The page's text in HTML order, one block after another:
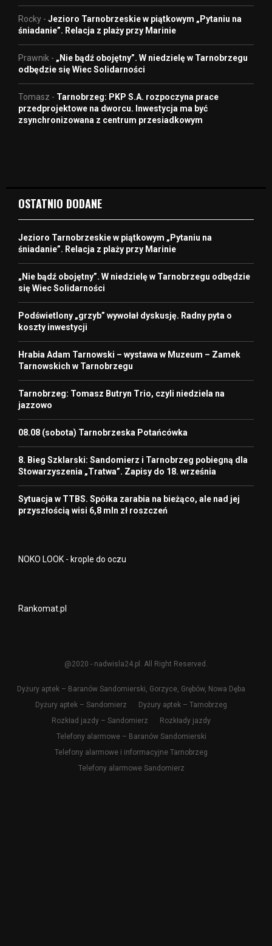
Rocky - Jezioro Tarnobrzeskie w piątkowym „Pytaniu na
śniadanie”. Relacja z plaży przy Marinie
Prawnik - „Nie bądź obojętny”. W niedzielę w Tarnobrzegu
odbędzie się Wiec Solidarności
Tomasz - Tarnobrzeg: PKP S.A. rozpoczyna prace
przedprojektowe na dworcu. Inwestycja ma być
zsynchronizowana z centrum przesiadkowym
OSTATNIO DODANE
Jezioro Tarnobrzeskie w piątkowym „Pytaniu na
śniadanie”. Relacja z plaży przy Marinie
„Nie bądź obojętny”. W niedzielę w Tarnobrzegu odbędzie
się Wiec Solidarności
Podświetlony „grzyb” wywołał dyskusję. Radny pyta o
koszty inwestycji
Hrabia Adam Tarnowski – wystawa w Muzeum – Zamek
Tarnowskich w Tarnobrzegu
Tarnobrzeg: Tomasz Butryn Trio, czyli niedziela na
jazzowo
08.08 (sobota) Tarnobrzeska Potańcówka
8. Bieg Szklarski: Sandomierz i Tarnobrzeg pobiegną dla
Stowarzyszenia „Tratwa”. Zapisy do 18. września
Sytuacja w TTBS. Spółka zarabia na bieżąco, ale nad jej
przyszłością wisi 6,8 mln zł roszczeń
NOKO LOOK - krople do oczu
Rankomat.pl
@2020 - nadwisla24.pl. All Right Reserved.
Dyżury aptek – Baranów Sandomierski, Gorzyce, Grębów, Nowa Dęba
Dyżury aptek – Sandomierz
Dyżury aptek – Tarnobrzeg
Rozkład jazdy – Sandomierz
Rozkłady jazdy
Telefony alarmowe – Baranów Sandomierski
Telefony alarmowe i informacyjne Tarnobrzeg
Telefony alarmowe Sandomierz